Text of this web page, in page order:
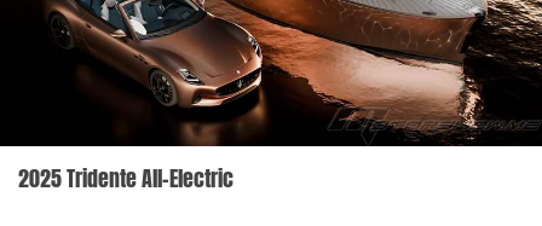
2025 Tridente All-Electric